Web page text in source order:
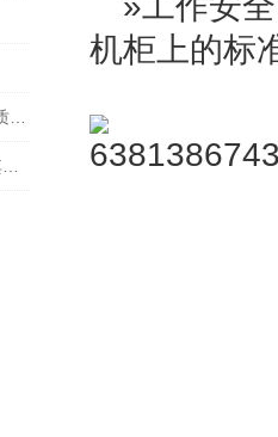
机柜上的标